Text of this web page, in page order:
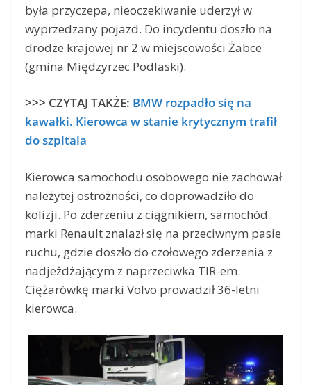
była przyczepa, nieoczekiwanie uderzył w
wyprzedzany pojazd. Do incydentu doszło na
drodze krajowej nr 2 w miejscowości Żabce
(gmina Międzyrzec Podlaski).
>>> CZYTAJ TAKŻE: BMW rozpadło się na
kawałki. Kierowca w stanie krytycznym trafił
do szpitala
Kierowca samochodu osobowego nie zachował
należytej ostrożności, co doprowadziło do
kolizji. Po zderzeniu z ciągnikiem, samochód
marki Renault znalazł się na przeciwnym pasie
ruchu, gdzie doszło do czołowego zderzenia z
nadjeżdżającym z naprzeciwka TIR-em.
Ciężarówkę marki Volvo prowadził 36-letni
kierowca.